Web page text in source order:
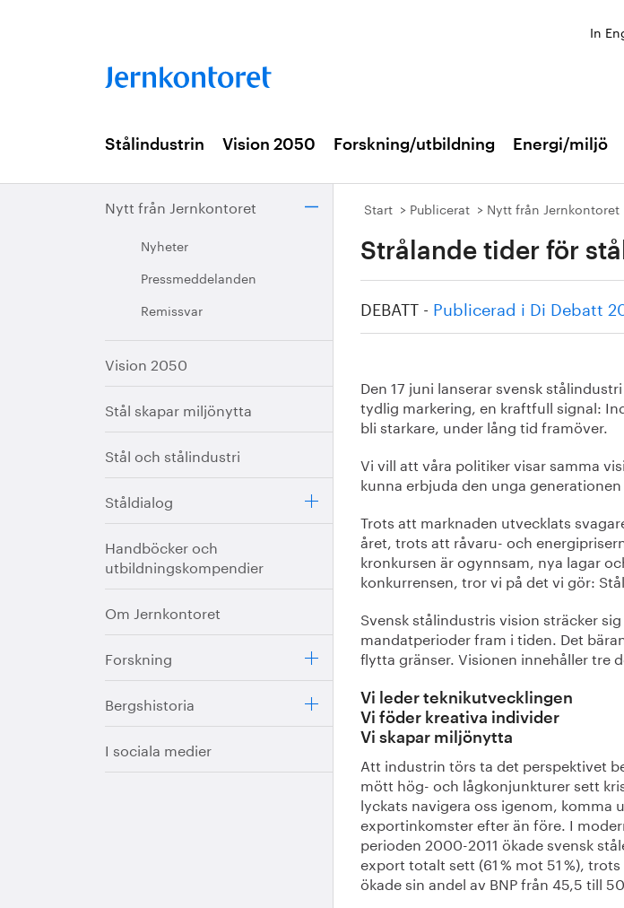
In
Stålindustrin Vision 2050 Forskning/utbildning Energi/miljö
Nytt från Jernkontoret
Nyheter
Pressmeddelanden
Remissvar
Vision 2050
Stål skapar miljönytta
Stål och stålindustri
Ståldialog
Handböcker och
utbildningskompendier
Om Jernkontoret
Forskning
Bergshistoria
I sociala medier
Start Publicerat Nytt från Jernkontoret
Strålande tider för
DEBATT - Publicerad i Di Debatt
Den 17 juni lanserar svensk
tydlig markering, en kraftfull signal:
bli starkare, under lång tid framöver.
Vi vill att våra politiker visar samma
kunna erbjuda den unga
Trots att marknaden utvecklats
året, trots att råvaru- och
kronkursen är ogynnsam, nya lagar
konkurrensen, tror vi på det vi gör:
Svensk stålindustris vision sträcker
mandatperioder fram i tiden. Det
flytta gränser. Visionen innehåller tre
Vi leder teknikutvecklingen
Vi föder kreativa individer
Vi skapar miljönytta
Att industrin törs ta det perspektivet
mött hög- och lågkonjunkturer sett
lyckats navigera oss igenom, komma
exportinkomster efter än före. I
perioden 2000-2011 ökade svensk
export totalt sett (61 % mot 51 %),
ökade sin andel av BNP från 45,5 till